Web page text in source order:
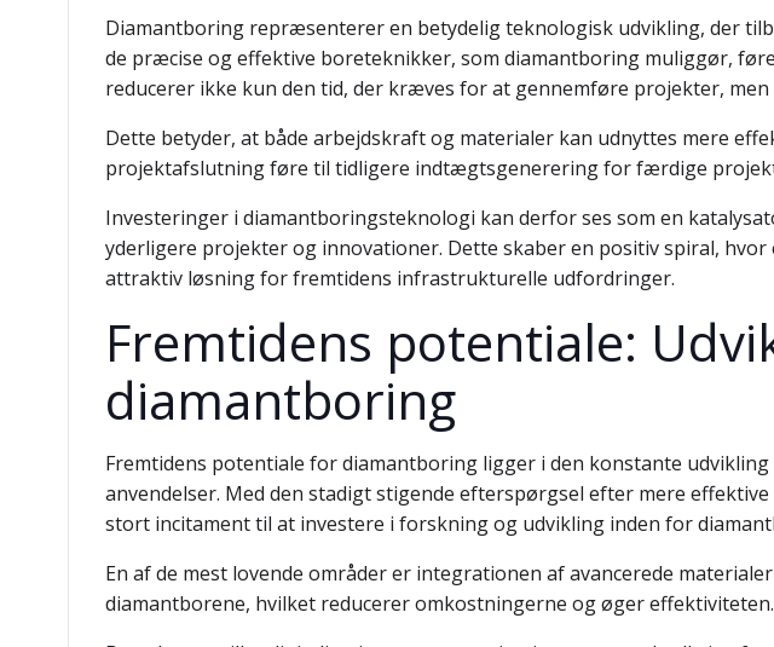
Diamantboring repræsenterer en betydelig teknologisk udvikling, der
de præcise og effektive boreteknikker, som diamantboring muliggør,
reducerer ikke kun den tid, der kræves for at gennemføre projekter,
Dette betyder, at både arbejdskraft og materialer kan udnyttes mere
projektafslutning føre til tidligere indtægtsgenerering for færdige
Investeringer i diamantboringsteknologi kan derfor ses som en
yderligere projekter og innovationer. Dette skaber en positiv spiral,
attraktiv løsning for fremtidens infrastrukturelle udfordringer.
Fremtidens potentiale:
diamantboring
Fremtidens potentiale for diamantboring ligger i den konstante
anvendelser. Med den stadigt stigende efterspørgsel efter mere
stort incitament til at investere i forskning og udvikling inden for
En af de mest lovende områder er integrationen af avancerede
diamantborene, hvilket reducerer omkostningerne og øger effektiviteten.